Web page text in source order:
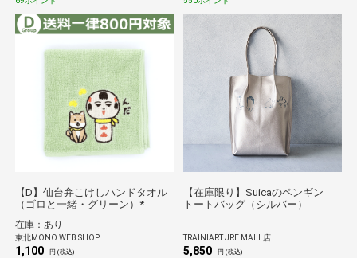
【D】仙台弁こけしハンドタオル
（ゴロと一緒・グリーン）*
在庫：あり
東北MONO WEB SHOP
1,100 円 (税込)
【在庫限り】Suicaのペンギン
トートバッグ（シルバー）
TRAINIART JRE MALL店
5,850 円 (税込)